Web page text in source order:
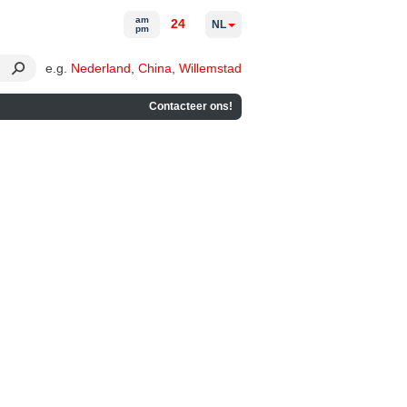
e.g. Nederland China Willemstad
Contacteer ons!
am
pm
24 NL